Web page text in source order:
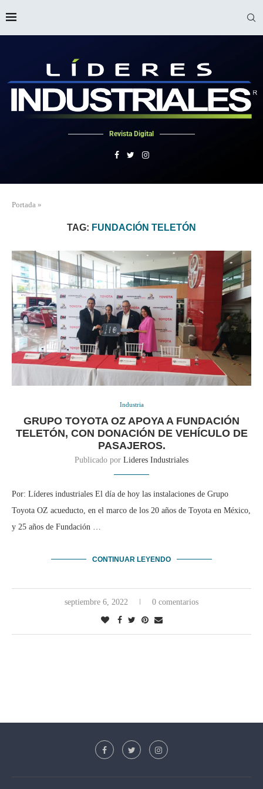
Revista Digital
Portada »
TAG: FUNDACIÓN TELETÓN
Industria
GRUPO TOYOTA OZ APOYA A FUNDACIÓN
TELETÓN, CON DONACIÓN DE VEHÍCULO DE
PASAJEROS.
Publicado por Lideres Industriales
Por: Líderes industriales El día de hoy las instalaciones de Grupo
Toyota OZ acueducto, en el marco de los 20 años de Toyota en México,
y 25 años de Fundación …
CONTINUAR LEYENDO
septiembre 6, 2022 0 comentarios